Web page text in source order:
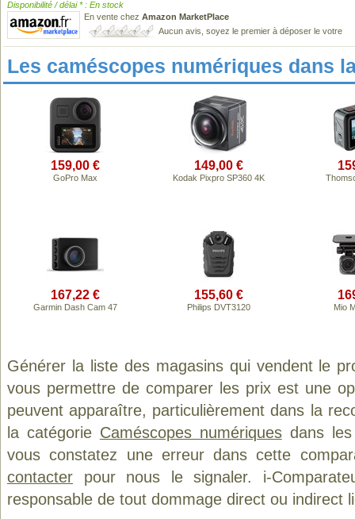
Disponibilité / délai * : En stock
En vente chez Amazon MarketPlace
Aucun avis, soyez le premier à déposer le votre
Les caméscopes numériques dans
159,00 €
GoPro Max
149,00 €
Kodak Pixpro SP360 4K
167,22 €
Garmin Dash Cam 47
155,60 €
Philips DVT3120 Mio
Générer la liste des magasins qui vendent le
vous permettre de comparer les prix est une
peuvent apparaître, particulièrement dans la
la catégorie Caméscopes numériquesdans les
vous constatez une erreur dans cette
contacter pour nous le signaler. i-
responsable de tout dommage direct ou indirect